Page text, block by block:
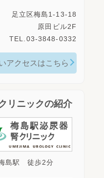
足立区梅島1-13-18
原田ビル2F
TEL.03-3848-0332
アクセスはこちら
リニックの紹介
島駅 徒歩2分